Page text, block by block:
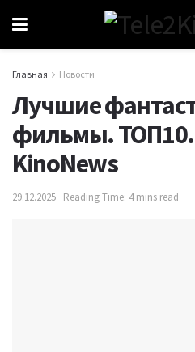
Главная Новости
Лучшие
фильмы. ТОП10.
KinoNews
29.12.2025 Reading Time: 4 mins read